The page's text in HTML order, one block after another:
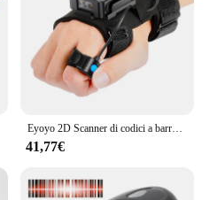
Eyoyo 2D Scanner di codici a barre Bluetooth guanto per mano sinistra e destra Scanner indossabile lettore di codici a barre 1D QR Patable dispositivo Wireless
41,77€